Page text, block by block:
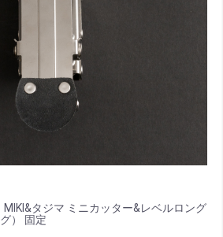
MIKI&タジマ ミニカッター&レベルロング
） 固定